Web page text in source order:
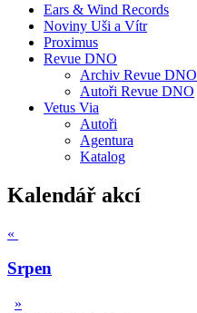
Ears & Wind Records
Noviny Uši a Vítr
Proximus
Revue DNO
Archiv Revue DNO
Autoři Revue DNO
Vetus Via
Autoři
Agentura
Katalog
Kalendář akcí
«
Srpen
»